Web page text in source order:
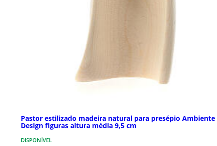
Pastor estilizado madeira natural para presépio Ambiente
Design figuras altura média 9,5 cm
DISPONÍVEL